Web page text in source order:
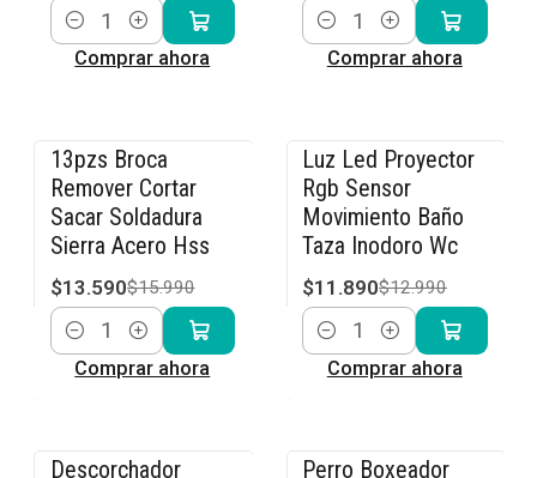
Cantidad
Comprar ahora
Cantidad
Comprar ahora
-15% OFF
13pzs Broca
Remover Cortar
Sacar Soldadura
Sierra Acero Hss
$13.590$15.990
Cantidad
Comprar ahora
-8% OFF
Luz Led Proyector
Rgb Sensor
Movimiento Baño
Taza Inodoro Wc
$11.890$12.990
Cantidad
Comprar ahora
Descorchador
Perro Boxeador